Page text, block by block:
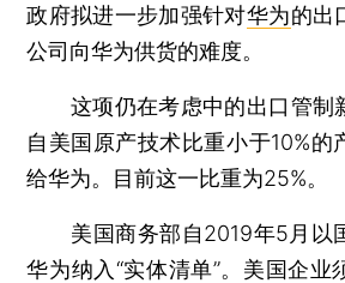
政府拟进一步加强针对华为的出
公司向华为供货的难度。
这项仍在考虑中的出口管制
自美国原产技术比重小于10%的
给华为。目前这一比重为25%。
美国商务部自2019年5月以
华为纳入“实体清单”。美国企业